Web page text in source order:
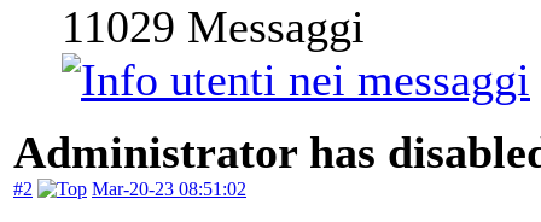
11029 Messaggi
Administrator has
#2 Mar-20-23 08:51:02